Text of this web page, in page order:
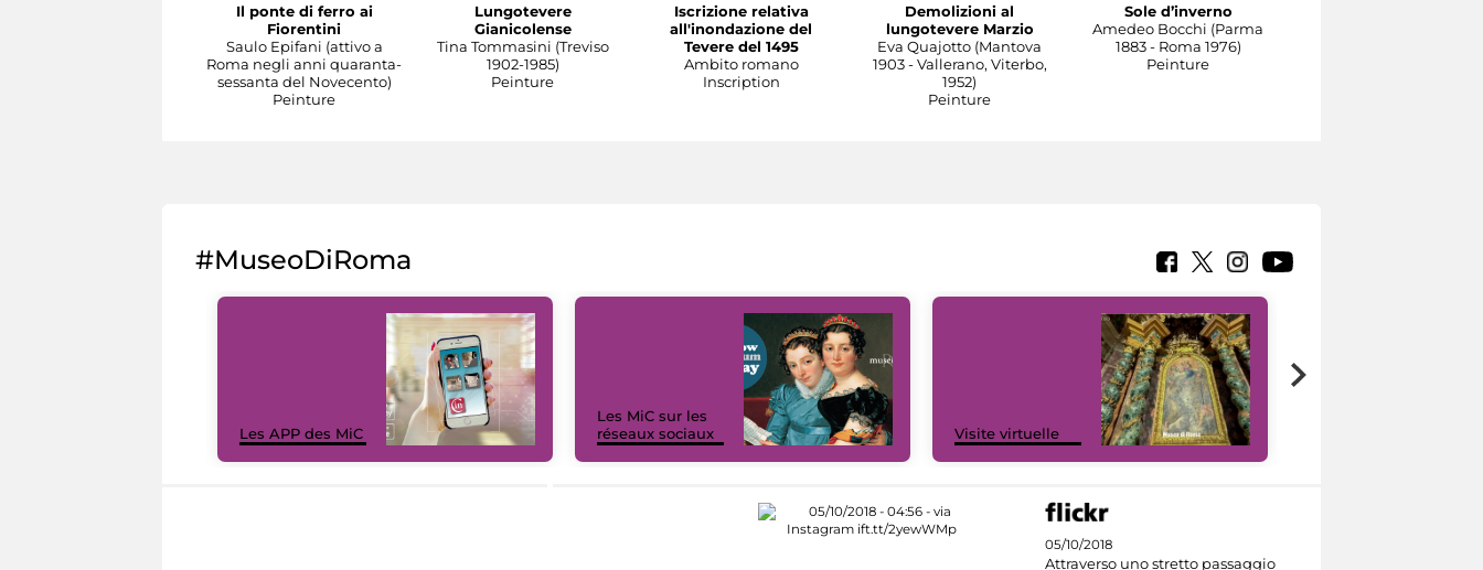
Il ponte di ferro ai
Fiorentini
Saulo Epifani (attivo a
Roma negli anni quaranta-
sessanta del Novecento)
Peinture
Lungotevere
Gianicolense
Tina Tommasini (Treviso
1902-1985)
Peinture
Iscrizione relativa
all'inondazione del
Tevere del 1495
Ambito romano
Inscription
Demolizioni al
lungotevere Marzio
Eva Quajotto (Mantova
1903 - Vallerano, Viterbo,
1952)
Peinture
Sole d’inverno
Amedeo Bocchi (Parma
1883 - Roma 1976)
Peinture
#MuseoDiRoma
Les APP des MiC
Les MiC sur les
réseaux sociaux
Visite virtuelle
05/10/2018
Attraverso uno stretto passaggio